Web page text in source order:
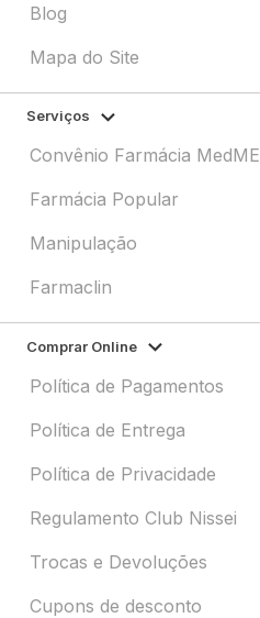
Blog
Mapa do Site
Serviços
Convênio Farmácia MedME
Farmácia Popular
Manipulação
Farmaclin
Comprar Online
Política de Pagamentos
Política de Entrega
Política de Privacidade
Regulamento Club Nissei
Trocas e Devoluções
Cupons de desconto